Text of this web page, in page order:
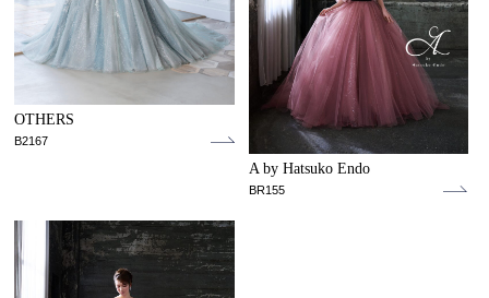
OTHERS
B2167
A by Hatsuko Endo
BR155